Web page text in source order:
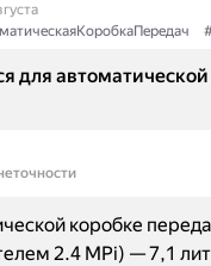
для
коробке
2.4 MPi) — 7,1